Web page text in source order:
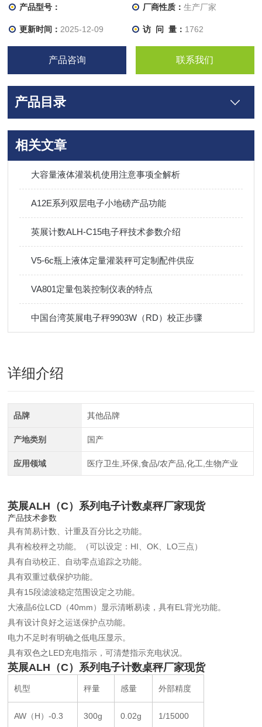
产品型号： 厂商性质： 生产厂家
更新时间： 2025-12-09 访 问 量： 1762
产品咨询 联系我们
产品目录
相关文章
大容量液体灌装机使用注意事项全解析
A12E系列双层电子小地磅产品功能
英展计数ALH-C15电子秤技术参数介绍
V5-6c瓶上液体定量灌装秤可定制配件供应
VA801定量包装控制仪表的特点
中国台湾英展电子秤9903W（RD）校正步骤
详细介绍
品牌 其他品牌
产地类别 国产
应用领域 医疗卫生,环保,食品/农产品,化工,生物产业
英展ALH（C）系列电子计数桌秤厂家现货
产品技术参数
具有简易计数、计重及百分比之功能。
具有检校秤之功能。（可以设定：HI、OK、LO三点）
具有自动校正、自动零点追踪之功能。
具有双重过载保护功能。
具有15段滤波稳定范围设定之功能。
大液晶6位LCD（40mm）显示清晰易读，具有EL背光功能。
具有设计良好之运送保护点功能。
电力不足时有明确之低电压显示。
具有双色之LED充电指示，可清楚指示充电状况。
英展ALH（C）系列电子计数桌秤厂家现货
机型 秤量 感量 外部精度
AW（H）-0.3 300g 0.02g 1/15000